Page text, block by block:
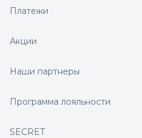
Платежи
Акции
Наши партнеры
Программа лояльности
SECRET